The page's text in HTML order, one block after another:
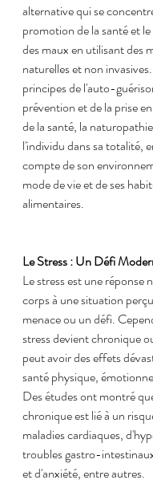
alternative qui se
promotion de la santé et
des maux en utilisant des
naturelles et non
principes de l'auto-
prévention et de la prise
de la santé, la
l'individu dans sa totalité,
compte de son
mode de vie et de ses
alimentaires.
Le Stress : Un Défi
Le stress est une réponse
corps à une situation
menace ou un défi.
stress devient chronique
peut avoir des effets
santé physique,
Des études ont montré
chronique est lié à un
maladies cardiaques,
troubles gastro-
et d'anxiété, entre autres.